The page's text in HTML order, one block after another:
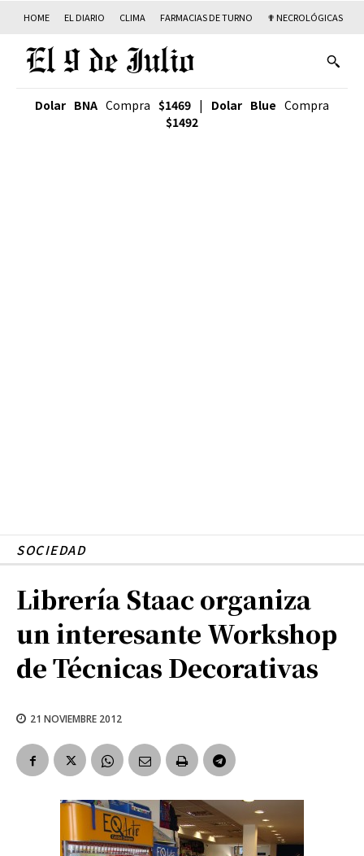
HOME EL DIARIO CLIMA FARMACIAS DE TURNO ✟ NECROLÓGICAS
Dolar BNA Compra $1469 | Dolar Blue Compra
$1492
SOCIEDAD
Librería Staac organiza
un interesante Workshop
de Técnicas Decorativas
21 NOVIEMBRE 2012